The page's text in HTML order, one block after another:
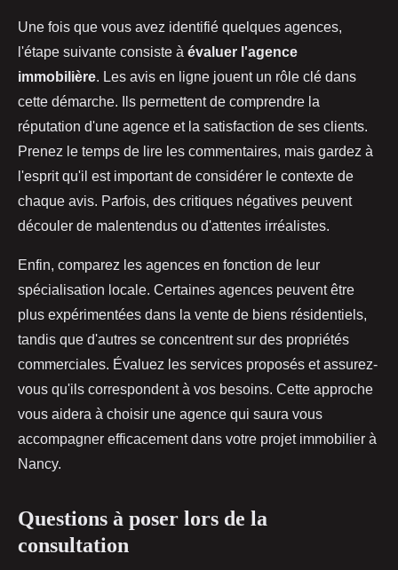
Une fois que vous avez identifié quelques agences,
l'étape suivante consiste à évaluer l'agence
immobilière. Les avis en ligne jouent un rôle clé dans
cette démarche. Ils permettent de comprendre la
réputation d'une agence et la satisfaction de ses clients.
Prenez le temps de lire les commentaires, mais gardez à
l'esprit qu'il est important de considérer le contexte de
chaque avis. Parfois, des critiques négatives peuvent
découler de malentendus ou d'attentes irréalistes.
Enfin, comparez les agences en fonction de leur
spécialisation locale. Certaines agences peuvent être
plus expérimentées dans la vente de biens résidentiels,
tandis que d'autres se concentrent sur des propriétés
commerciales. Évaluez les services proposés et assurez-
vous qu'ils correspondent à vos besoins. Cette approche
vous aidera à choisir une agence qui saura vous
accompagner efficacement dans votre projet immobilier à
Nancy.
Questions à poser lors de la
consultation